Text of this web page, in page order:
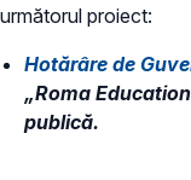
următorul proiect:
Hotărâre de
„Roma
publică.